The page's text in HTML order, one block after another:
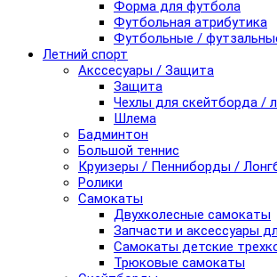
Форма для футбола
Футбольная атрибутика
Футбольные /
Летний спорт
Акссесуары / Защита
Защита
Чехлы для скейтборда /
Шлема
Бадминтон
Большой теннис
Круизеры / Пенниборды /
Ролики
Самокаты
Двухколесные самокаты
Запчасти и аксессуары
Самокаты детские
Трюковые самокаты